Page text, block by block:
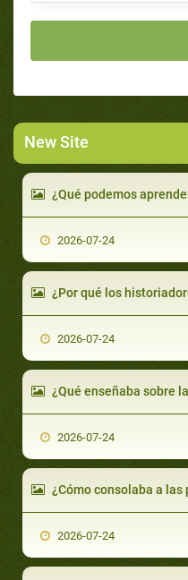
New Site
¿Qué podemos
2026-07-24
¿Por qué los
2026-07-24
¿Qué enseñaba sobre
2026-07-24
¿Cómo consolaba a las
2026-07-24